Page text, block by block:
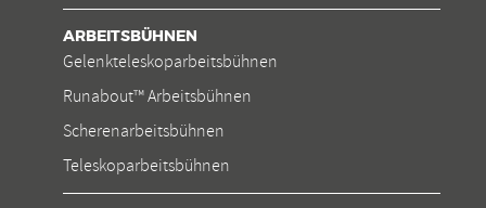
ARBEITSBÜHNEN
Gelenkteleskoparbeitsbühnen
Runabout™ Arbeitsbühnen
Scherenarbeitsbühnen
Teleskoparbeitsbühnen